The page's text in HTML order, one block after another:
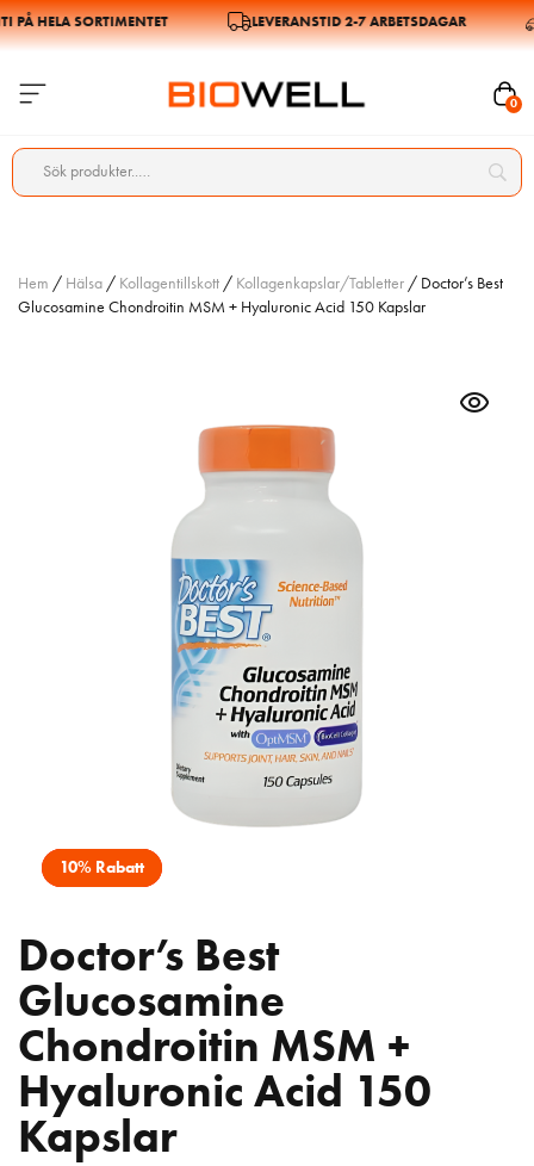
HELA SORTIMENTET LEVERANSTID 2-7 ARBETSDAGAR
0
Hem / Hälsa / Kollagentillskott / Kollagenkapslar/Tabletter / Doctor’s Best
Glucosamine Chondroitin MSM + Hyaluronic Acid 150 Kapslar
10% Rabatt
Doctor’s Best
Glucosamine
Chondroitin MSM +
Hyaluronic Acid 150
Kapslar